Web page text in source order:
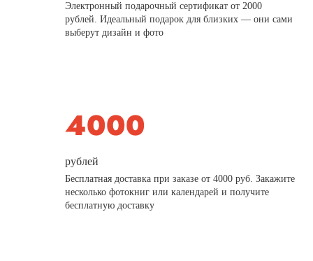
Электронный подарочный сертификат от 2000
рублей. Идеальный подарок для близких — они сами
выберут дизайн и фото
рублей
Бесплатная доставка при заказе от 4000 руб. Закажите
несколько фотокниг или календарей и получите
бесплатную доставку